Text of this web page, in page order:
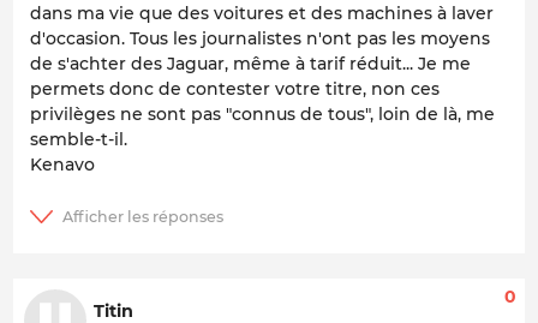
dans ma vie que des voitures et des machines à laver
d'occasion. Tous les journalistes n'ont pas les moyens
de s'achter des Jaguar, même à tarif réduit... Je me
permets donc de contester votre titre, non ces
privilèges ne sont pas "connus de tous", loin de là, me
semble-t-il.
Kenavo
Titin
0